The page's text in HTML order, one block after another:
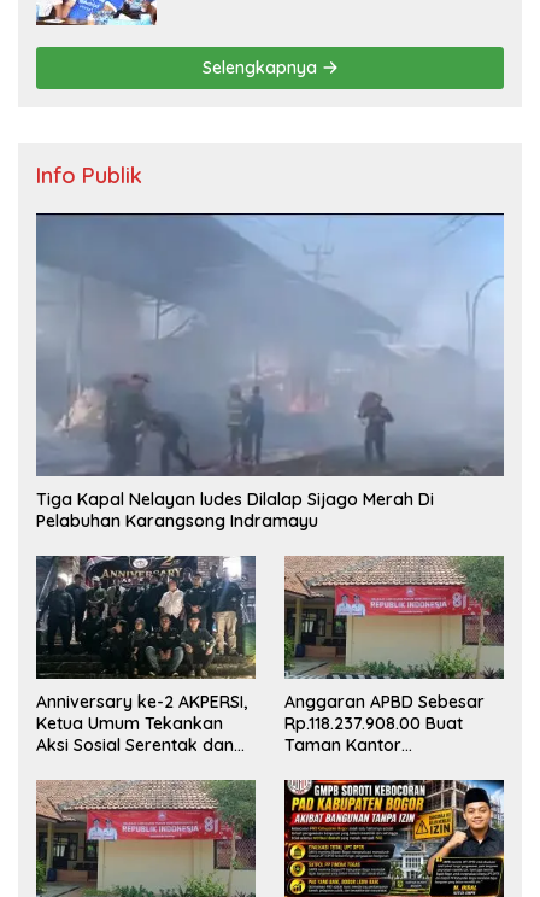
Selengkapnya
Info Publik
Tiga Kapal Nelayan ludes Dilalap Sijago Merah Di
Pelabuhan Karangsong Indramayu
Anniversary ke-2 AKPERSI,
Ketua Umum Tekankan
Aksi Sosial Serentak dan
Konstituen ke Dewan Pers
Anggaran APBD Sebesar
Rp.118.237.908.00 Buat
Taman Kantor
Masuk Akal, Harus
Dipertanggungjawabkan
Secara Terbuka!